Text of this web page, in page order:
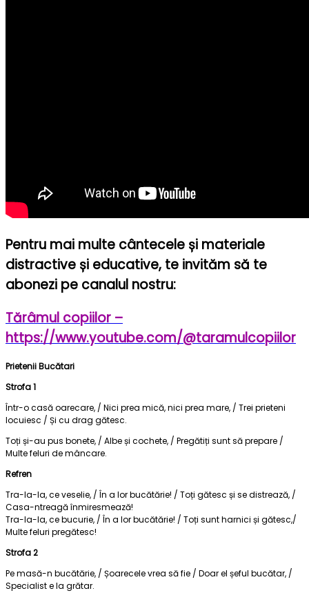
Pentru mai multe cântecele și materiale
distractive și educative, te invităm să te
abonezi pe canalul nostru:
Tărâmul copiilor –
https://www.youtube.com/@taramulcopiilor
Prietenii Bucătari
Strofa 1
Într-o casă oarecare, / Nici prea mică, nici prea mare, / Trei prieteni
locuiesc / Și cu drag gătesc.
Toți și-au pus bonete, / Albe și cochete, / Pregătiți sunt să prepare /
Multe feluri de mâncare.
Refren
Tra-la-la, ce veselie, / În a lor bucătărie! / Toți gătesc și se distrează, /
Casa-ntreagă înmiresmează!
Tra-la-la, ce bucurie, / În a lor bucătărie! / Toți sunt harnici și gătesc,/
Multe feluri pregătesc!
Strofa 2
Pe masă-n bucătărie, / Șoarecele vrea să fie / Doar el șeful bucătar, /
Specialist e la grătar.